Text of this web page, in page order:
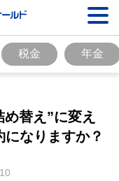
税金 年金
替え”に変え
なりますか？